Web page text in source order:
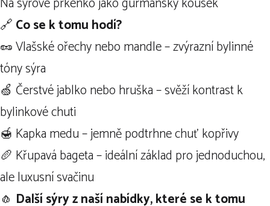
🔗 Co se k tomu hodí?
🥜 Vlašské ořechy nebo mandle – zvýrazní bylinné
tóny sýra
🍏 Čerstvé jablko nebo hruška – svěží kontrast k
bylinkové chuti
🍯 Kapka medu – jemně podtrhne chuť kopřivy
🥖 Křupavá bageta – ideální základ pro jednoduchou,
ale luxusní svačinu
🧄 Další sýry z naší nabídky, které se k tomu